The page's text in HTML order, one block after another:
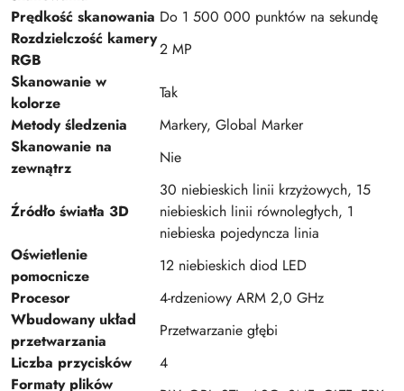
Prędkość skanowania Do 1 500 000 punktów na sekundę
Rozdzielczość kamery
RGB
2 MP
Skanowanie w
kolorze
Tak
Metody śledzenia
Markery, Global Marker
Skanowanie na
zewnątrz
Nie
Źródło światła 3D
30 niebieskich linii krzyżowych, 15
niebieskich linii równoległych, 1
niebieska pojedyncza linia
Oświetlenie
pomocnicze
12 niebieskich diod LED
Procesor
4-rdzeniowy ARM 2,0 GHz
Wbudowany układ
przetwarzania
Przetwarzanie głębi
Liczba przycisków
4
Formaty plików